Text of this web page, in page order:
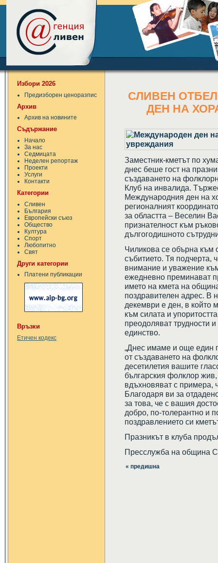
Избори 2026
Предизборен ценоразпис
Архив
Архив на новините
Съдържание
Начало
За нас
Седмицата
Неделен репортаж
Проекти
Услуги
Контакти
Категории
Сливен
България
Европейски съюз
Общество
Култура
Спорт
Любопитно
Свят
Други категории
Платени публикации
Връзки
Етичен кодекс
СЛИВЕН
ДЕН НА
Заместник-кметът по
днес беше гост на
създаването на
Клуб на инвалида.
Международния ден на
регионалният
за областта – Веселин
признателност към
дългогодишното
Чиликова се обърна към
събитието. Тя подчерта,
внимание и уважение
ежедневно преминават
името на кмета на
поздравителен адрес. В
декември е ден, в който
към силата и
преодоляват трудности
единство.
„Днес имаме и още един
от създаването на
десетилетия вашите
българския фолклор
вдъхновяват с примера,
Благодаря ви за
за това, че с вашия
добро, по-толерантно и
поздравлението си
Празникът в клуба
Пресслужба на община
« предишна